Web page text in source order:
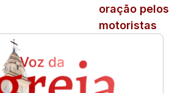
oração pelos
motoristas